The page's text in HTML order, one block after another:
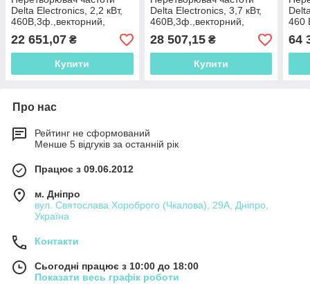
Delta Electronics, 2,2 кВт,
460В,3ф.,векторний,
загальнопромисловий,VFD022B43B
22 651,07 ₴
Купити
Delta Electronics, 3,7 кВт,
460В,3ф.,векторний,
28 507,15₴
Купити
460
64
Про нас
Рейтинг не сформований
Менше 5 відгуків за останній рік
Працює з 09.06.2012
м. Дніпро
вул. Святослава Хороброго (Чкалова), 29А, Дніпро,
Україна
Контакти
Сьогодні працює з 10:00 до 18:00
Показати весь графік роботи